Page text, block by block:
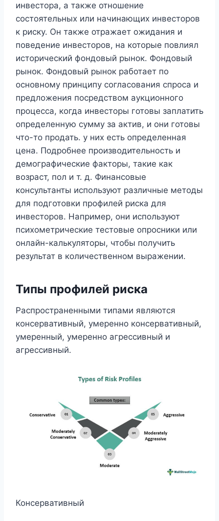
инвестора, а также отношение
состоятельных или начинающих инвесторов
к риску. Он также отражает ожидания и
поведение инвесторов, на которые повлиял
исторический фондовый рынок. Фондовый
рынок. Фондовый рынок работает по
основному принципу согласования спроса и
предложения посредством аукционного
процесса, когда инвесторы готовы заплатить
определенную сумму за актив, и они готовы
что-то продать. у них есть определенная
цена. Подробнее производительность и
демографические факторы, такие как
возраст, пол и т. д. Финансовые
консультанты используют различные методы
для подготовки профилей риска для
инвесторов. Например, они используют
психометрические тестовые опросники или
онлайн-калькуляторы, чтобы получить
результат в количественном выражении.
Типы профилей риска
Распространенными типами являются
консервативный, умеренно консервативный,
умеренный, умеренно агрессивный и
агрессивный.
Консервативный